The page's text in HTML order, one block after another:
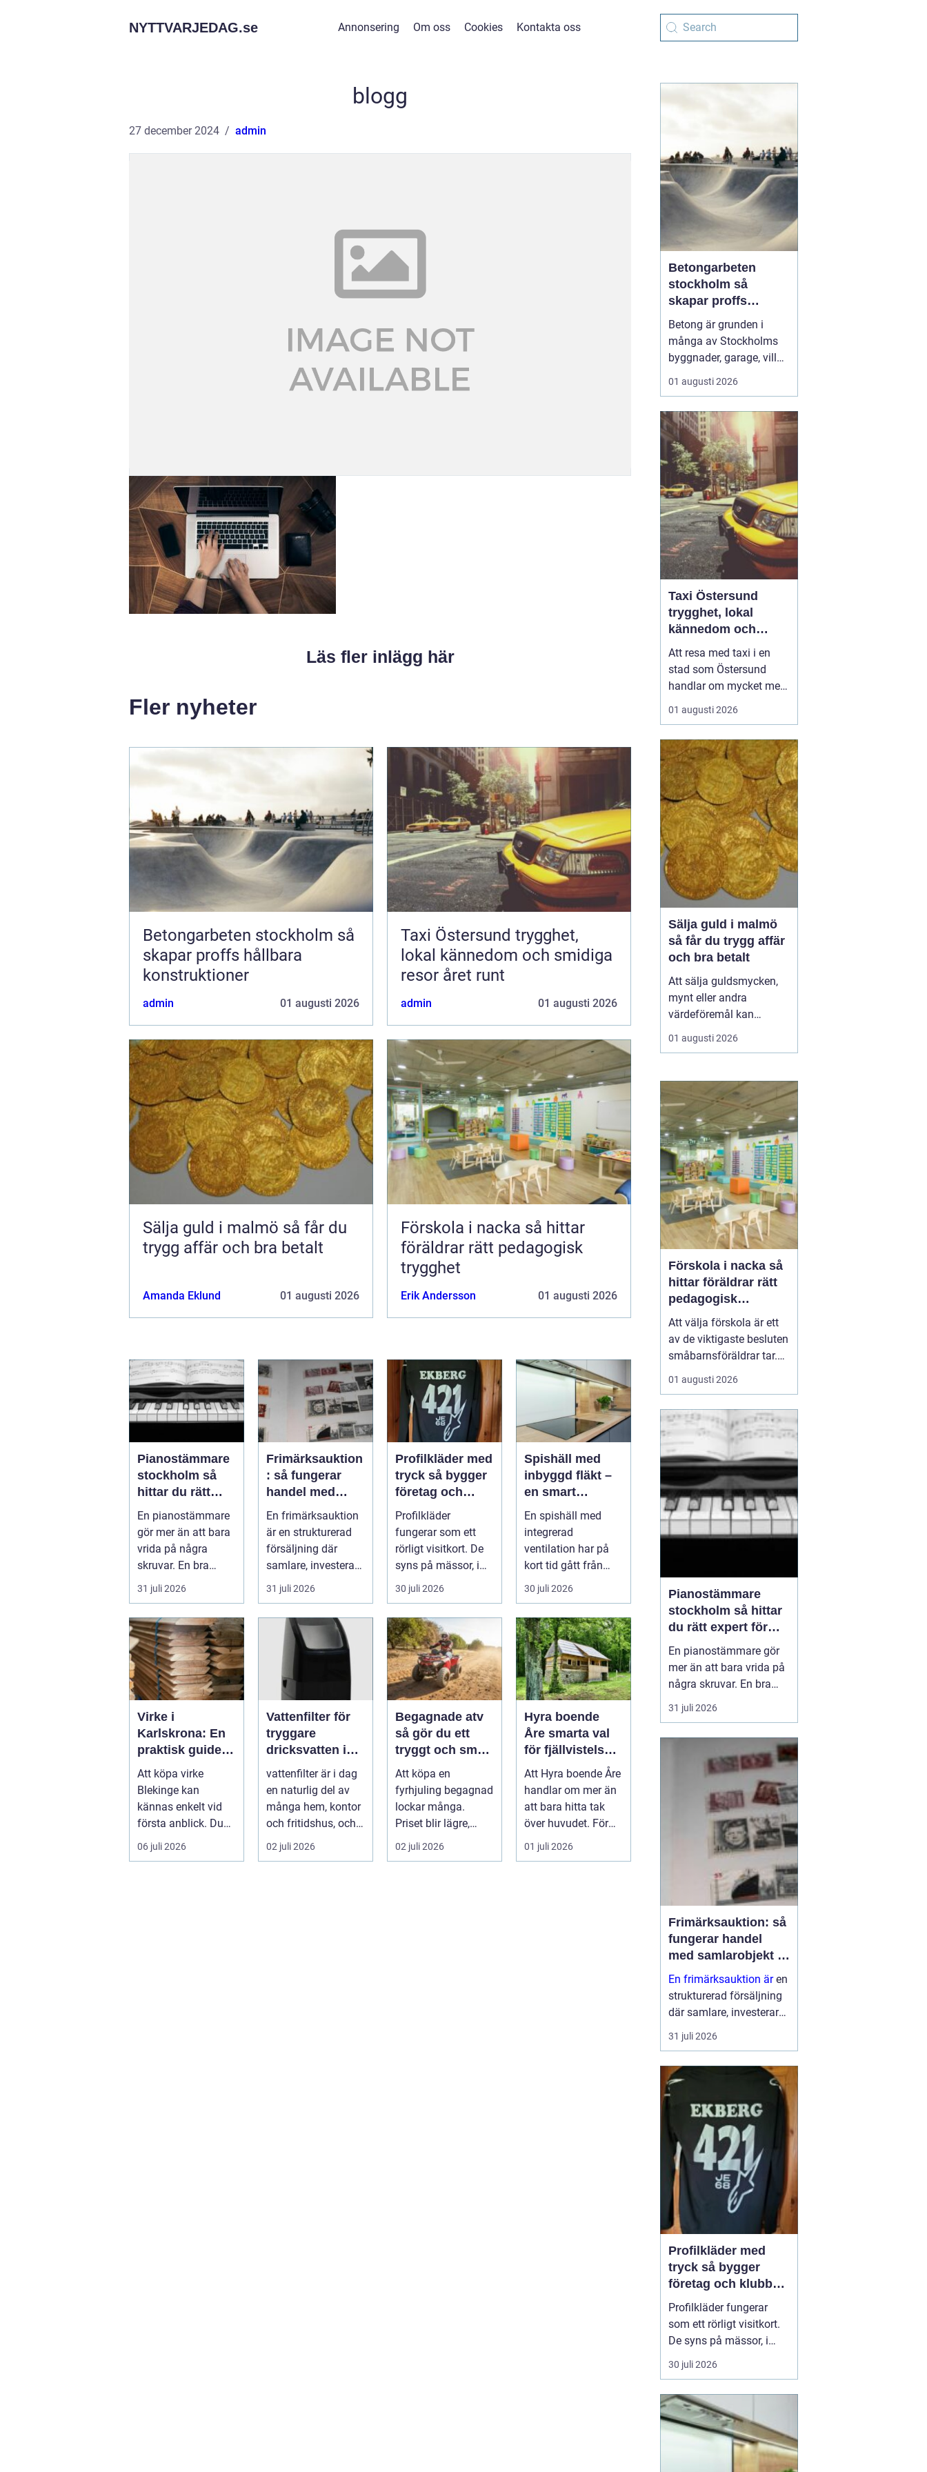
NYTTVARJEDAG.se Annonsering Om oss Cookies Kontakta oss
blogg
27 december 2024 admin
Läs fler inlägg här
Fler nyheter
Betongarbeten stockholm så
skapar proffs hållbara
konstruktioner
admin 01 augusti 2026
Taxi Östersund trygghet,
lokal kännedom och smidiga
resor året runt
admin 01 augusti 2026
Sälja guld i malmö så får du
trygg affär och bra betalt
Amanda Eklund 01 augusti 2026
Förskola i nacka så hittar
föräldrar rätt pedagogisk
trygghet
Erik Andersson 01 augusti 2026
Pianostämmare
stockholm så
hittar du rätt
expert för ditt
piano
En pianostämmare
gör mer än att bara
vrida på några
skruvar. En bra
stämning påverkar
hur pianot låt...
31 juli 2026
Frimärksauktion
: så fungerar
handel med
samlarobjekt i
praktiken
En frimärksauktion
är en strukturerad
försäljning där
samlare, investerare
31 juli 2026
Profilkläder med
tryck så bygger
företag och
klubbar en
starkare
identitet
Profilkläder
fungerar som ett
rörligt visitkort. De
syns på mässor, i
butiker, på byggen
och längs v...
30 juli 2026
Spishäll med
inbyggd fläkt –
en smart
lösning för
moderna kök
En spishäll med
integrerad
ventilation har på
kort tid gått från
nischprodukt...
30 juli 2026
Virke i
Karlskrona: En
praktisk guide
för hållbara
byggprojekt
Att köpa virke
Blekinge kan
kännas enkelt vid
första anblick. Du
åker till en b...
06 juli 2026
Vattenfilter för
tryggare
dricksvatten i
vardagen
vattenfilter är i dag
en naturlig del av
många hem, kontor
och fritidshus, och
intresset ökar för
va...
02 juli 2026
Begagnade atv
så gör du ett
tryggt och smart
köp
Att köpa en
fyrhjuling begagnad
lockar många.
Priset blir lägre,
utbudet större och
du kan ofta få e...
02 juli 2026
Hyra boende
Åre smarta val
för fjällvistelsen
året runt
Att Hyra boende Åre
handlar om mer än
att bara hitta tak
över huvudet. För
många är boendet
själva n...
01 juli 2026
Betongarbeten
stockholm så
skapar proffs
hållbara
konstruktioner
Betong är grunden i
många av Stockholms
byggnader, garage, villor
och industrifastigheter.
När man pratar om
Stockholm handlar det
både om stabila grunder,
välgjutna stommar och
snygga ytor som håller
länge. För den som
planerar ett byg...
01 augusti 2026
Taxi Östersund
trygghet, lokal
kännedom och
smidiga resor året
runt
Att resa med taxi i en
stad som Östersund
handlar om mycket mer
än att bara ta sig från
punkt A till punkt B.
lokalkännedom och
tillgänglighet spelar stor
roll, särskilt i en region
där vintern är lång, snön
ligger djup och
avstånden i...
01 augusti 2026
Sälja guld i malmö
så får du trygg affär
och bra betalt
Att sälja guldsmycken,
mynt eller andra
värdeföremål kan
kännas både lockande
och osäkert på samma
smyckena är värda mer
än bara metallvärdet, hur
processen går till och
vilken köpare som går
att lita på. För den som
söker infor...
01 augusti 2026
Förskola i nacka så
hittar föräldrar rätt
pedagogisk
trygghet
Att välja förskola är ett
av de viktigaste besluten
småbarnsföräldrar tar.
Omsorg, trygghet,
pedagogik och praktisk
fungera tillsammans,
gärna under många år. I
Nacka finns ett brett
utbud av förskolor, både
kommunala och
friståen...
01 augusti 2026
Pianostämmare
stockholm så hittar
du rätt expert för
ditt piano
En pianostämmare gör
mer än att bara vrida på
några skruvar. En bra
stämning påverkar hur
pianot låter, känns och
som Stockholm, där
många bor i lägenhet
och klimatet växlar
kraftigt mellan
årstiderna, ställs extra
31 juli 2026
Frimärksauktion: så
fungerar handel
med samlarobjekt i
praktiken
En frimärksauktion ären
strukturerad försäljning
där samlare, investerare
och nybörjare köper och
säljer frimärken genom
31 juli 2026
Profilkläder med
tryck så bygger
företag och klubbar
en starkare identitet
Profilkläder fungerar
som ett rörligt visitkort.
De syns på mässor, i
butiker, på byggen och
längs vägarna. När
genomtänkta, håller god
kvalitet och har ett
tydligt tryck skapar de
igenkänning, stolthet
30 juli 2026